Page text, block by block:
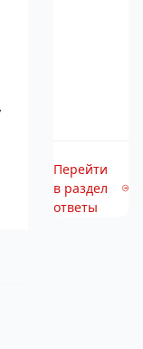
Перейти
в раздел
ответы